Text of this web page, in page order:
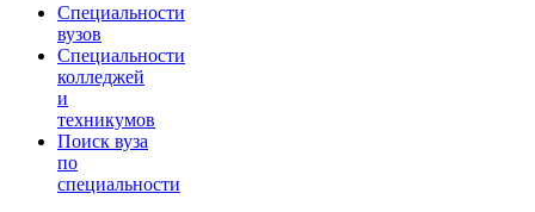
Специальности
вузов
Специальности
колледжей
и
техникумов
Поиск вуза
по
специальности